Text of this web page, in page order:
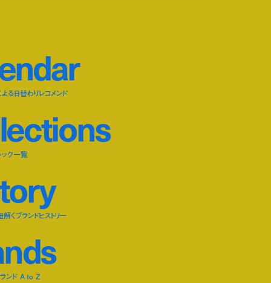
ndar
る日替わりレコメンド
ections
ック一覧
ory
くブランドヒストリー
nds
ランド A to Z